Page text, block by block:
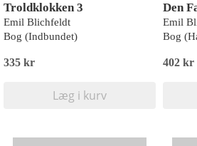
Troldklokken 3
Emil Blichfeldt
Bog (Indbundet)
335 kr
Læg i kurv
Den
Emil
Bog
402 kr